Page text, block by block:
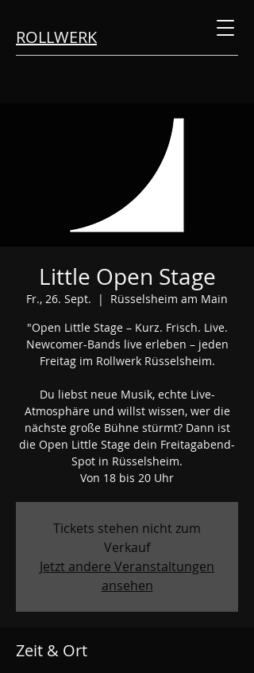
ROLLWERK
Little Open Stage
Fr., 26. Sept.
  |
Rüsselsheim am Main
"Open Little Stage – Kurz. Frisch. Live.
Newcomer-Bands live erleben – jeden
Freitag im Rollwerk Rüsselsheim.
Du liebst neue Musik, echte Live-
Atmosphäre und willst wissen, wer die
nächste große Bühne stürmt? Dann ist
die Open Little Stage dein Freitagabend-
Spot in Rüsselsheim.
Von 18 bis 20 Uhr
Tickets stehen nicht zum
Verkauf
Jetzt andere Veranstaltungen
ansehen
Zeit & Ort